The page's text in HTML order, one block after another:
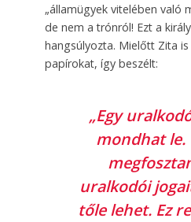
„államügyek vitelében való
de nem a trónról! Ezt a
hangsúlyozta. Mielőtt Zita
papírokat, így beszélt:
„Egy
mondhat le.
uralkodói
tőle lehet. Ez